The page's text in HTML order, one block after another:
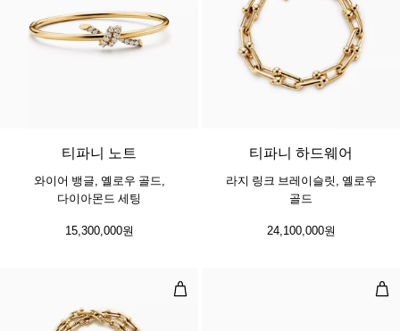
티파니 노트
와이어 뱅글, 옐로우 골드,
다이아몬드 세팅
15,300,000원
티파니 하드웨어
라지 링크 브레이슬릿, 옐로우
골드
24,100,000원
스몰 랩 브레이슬릿, 옐로우 골드 스